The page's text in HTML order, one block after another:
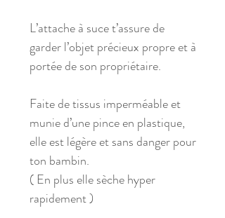
L’attache à suce t’assure de
garder l’objet précieux propre et à
portée de son propriétaire.
Faite de tissus imperméable et
munie d’une pince en plastique,
elle est légère et sans danger pour
ton bambin.
( En plus elle sèche hyper
rapidement )